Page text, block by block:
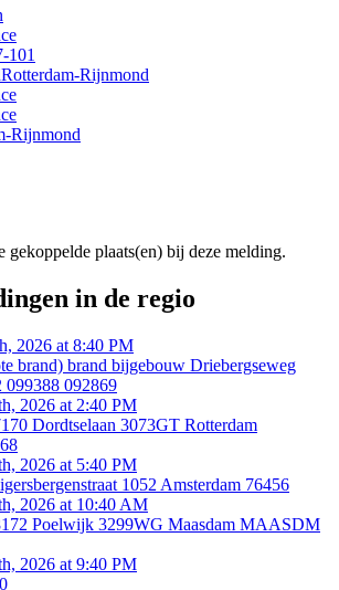
101
Rotterdam-Rijnmond
Rijnmond
gekoppelde plaats(en) bij deze melding.
in de regio
2026 at 8:40 PM
brand) brand bijgebouw Driebergseweg
099388 092869
2026 at 2:40 PM
Dordtselaan 3073GT Rotterdam
2026 at 5:40 PM
1052 Amsterdam 76456
2026 at 10:40 AM
Poelwijk 3299WG Maasdam MAASDM
2026 at 9:40 PM